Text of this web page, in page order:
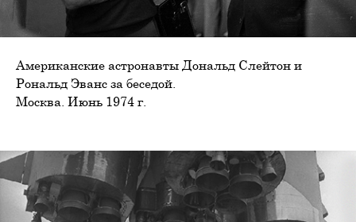
Американские астронавты Дональд Слейтон и
Рональд Эванс за беседой.
Москва. Июнь 1974 г.